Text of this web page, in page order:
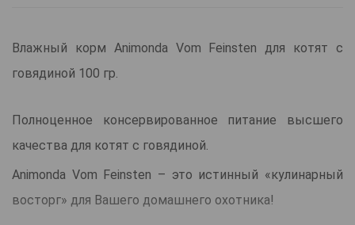
Влажный корм Animonda Vom Feinsten для котят с
говядиной 100 гр.
Полноценное консервированное питание высшего
качества для котят с говядиной.
Animonda Vom Feinsten – это истинный «кулинарный
восторг» для Вашего домашнего охотника!